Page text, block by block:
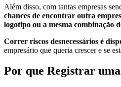
Além disso, com tantas empresas
chances de encontrar outra
logotipo ou a mesma combinação
Correr riscos desnecessários é
empresário que queria crescer e se
Por que Registrar